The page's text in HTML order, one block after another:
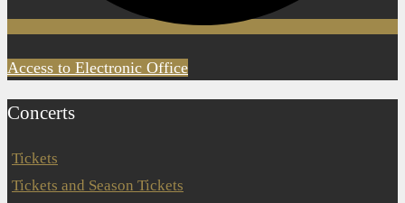
Access to Electronic Office
Concerts
Tickets
Tickets and Season Tickets